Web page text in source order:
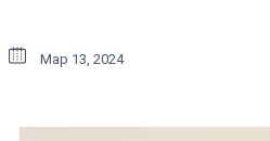
Мар 13, 2024